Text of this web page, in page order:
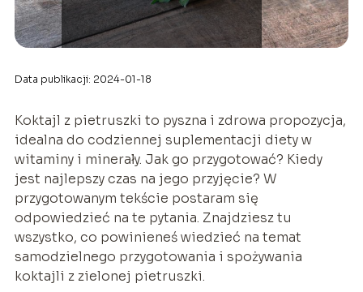
Data publikacji: 2024-01-18
Koktajl z pietruszki to pyszna i zdrowa propozycja,
idealna do codziennej suplementacji diety w
witaminy i minerały. Jak go przygotować? Kiedy
jest najlepszy czas na jego przyjęcie? W
przygotowanym tekście postaram się
odpowiedzieć na te pytania. Znajdziesz tu
wszystko, co powinieneś wiedzieć na temat
samodzielnego przygotowania i spożywania
koktajli z zielonej pietruszki.